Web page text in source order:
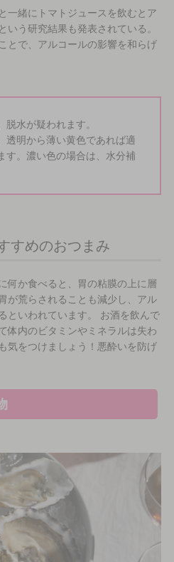
一緒にトマトジュースを飲むとア
いう研究結果も発表されている。
とで、アルコールの影響を和らげ
水が疑われます。
透明から薄い黄色であれば適
す。濃い色の場合は、水分補
すめのおつまみ
何か食べると、胃の粘膜の上に層
が荒らされることも減少し、アル
といわれています。 お酒を飲んで
体内のビタミンやミネラルは失わ
気をつけましょう！悪酔いを防げ